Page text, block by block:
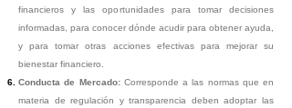
financieros y las oportunidades para tomar decisiones
informadas, para conocer dónde acudir para obtener ayuda,
y para tomar otras acciones efectivas para mejorar su
bienestar financiero.
Conducta de Mercado:Corresponde a las normas que en
materia de regulación y transparencia deben adoptar las